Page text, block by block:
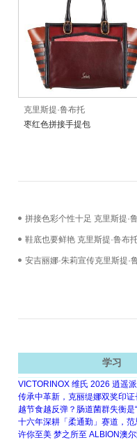
克里斯提·鲁布托
枣红色拼接手提包
拼接色彩个性十足 克里斯提·
鞋底也要鲜艳 克里斯提·鲁布
底鞋
安吉丽娜·朱莉宣传克里斯提·
学习
VICTORINOX 维氏 2026 逍遥
传承中革新，克丽缇娜双奖印证
越节食越反弹？肠道菌群失衡
十六年深耕「柔通勤」赛道，
许你至美 梦之所至 ALBION澳